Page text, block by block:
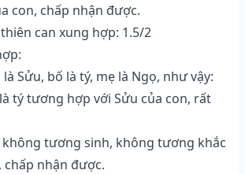
con, chấp nhận được.
can xung hợp: 1.5/2
Sửu, bố là tý, mẹ là Ngọ, như vậy:
tý tương hợp với Sửu của con, rất
không tương sinh, không tương khắc
chấp nhận được.